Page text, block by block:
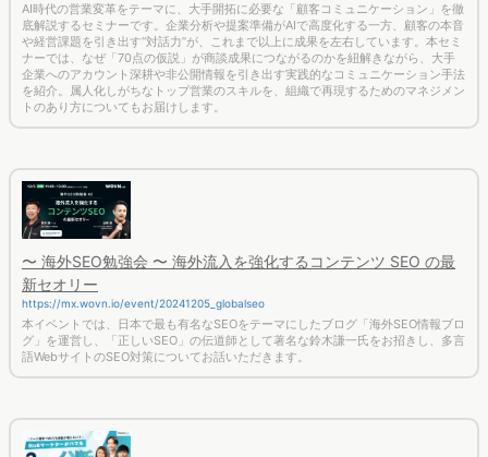
AI時代の営業変革をテーマに、大手開拓に必要な「顧客コミュニケーション」を徹
底解説するセミナーです。企業分析や提案準備がAIで高度化する一方、顧客の本音
や経営課題を引き出す“対話力”が、これまで以上に成果を左右しています。本セミ
ナーでは、なぜ「70点の仮説」が商談成果につながるのかを紐解きながら、大手
企業へのアカウント深耕や非公開情報を引き出す実践的なコミュニケーション手法
を紹介。属人化しがちなトップ営業のスキルを、組織で再現するためのマネジメン
トのあり方についてもお届けします。
〜 海外SEO勉強会 〜 海外流入を強化するコンテンツ SEO の最
新セオリー
https://mx.wovn.io/event/20241205_globalseo
本イベントでは、日本で最も有名なSEOをテーマにしたブログ「海外SEO情報ブロ
グ」を運営し、「正しいSEO」の伝道師として著名な鈴木謙一氏をお招きし、多言
語WebサイトのSEO対策についてお話いただきます。